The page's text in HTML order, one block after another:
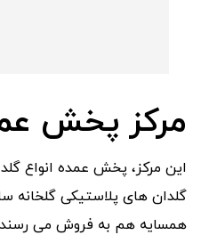
مرکز پخش
این مرکز، پخش عمده انواع
گلدان های پلاستیکی گلخانه
همسایه هم به فروش می